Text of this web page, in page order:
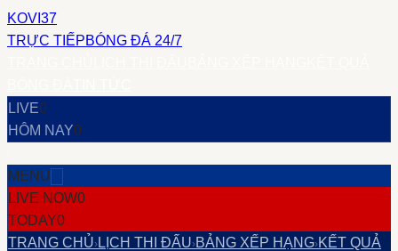
KOVI37
TRỰC TIẾPBÓNG ĐÁ 24/7
LIVE0
HÔM NAY0
MENU
LIVE NOW0
TODAY0
TRANG CHỦ› LỊCH THI ĐẤU›BẢNG XẾP HẠNG›KẾT QUẢ